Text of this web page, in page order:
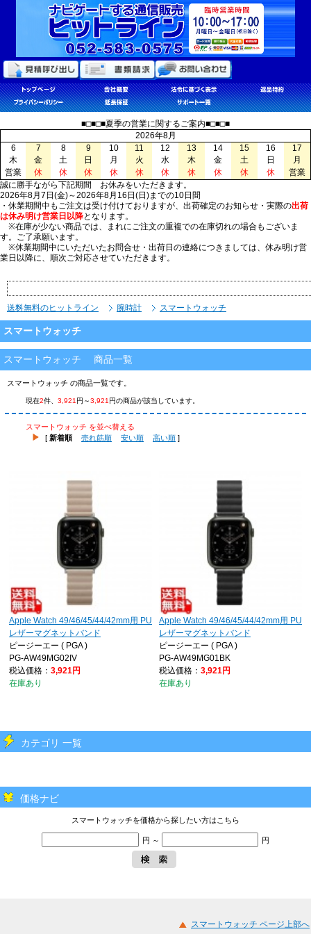
■□■□■夏季の営業に関するご案内■□■□■
2026年8月
6
7 8 9 10 11 12 13 14 15 16
17
木
金 土 日 月 火 水 木 金 土 日
月
営業
休 休 休 休 休 休 休 休 休 休
営業
誠に勝手ながら下記期間 お休みをいただきます。
2026年8月7日(金)～2026年8月16日(日)までの10日間
・休業期間中もご注文は受け付けておりますが、出荷確定のお知らせ・実際の出荷
は休み明け営業日以降となります。
※在庫が少ない商品では、まれにご注文の重複での在庫切れの場合もございま
す。ご了承願います。
※休業期間中にいただいたお問合せ・出荷日の連絡につきましては、休み明け営
業日以降に、順次ご対応させていただきます。
送料無料のヒットライン 腕時計 スマートウォッチ
スマートウォッチ
スマートウォッチ 商品一覧
スマートウォッチ の商品一覧です。
現在2件、 3,921円～3,921円の商品が該当しています。
スマートウォッチ を並べ替える
[ 新着順 売れ筋順 安い順 高い順 ]
Apple Watch 49/46/45/44/42mm用 PU
レザーマグネットバンド
ピージーエー ( PGA )
PG-AW49MG02IV
税込価格： 3,921円
在庫あり
Apple Watch 49/46/45/44/42mm用 PU
レザーマグネットバンド
ピージーエー ( PGA )
PG-AW49MG01BK
税込価格： 3,921円
在庫あり
カテゴリ 一覧
価格ナビ
スマートウォッチを価格から探したい方はこちら
円 ～ 円
スマートウォッチ ページ上部へ